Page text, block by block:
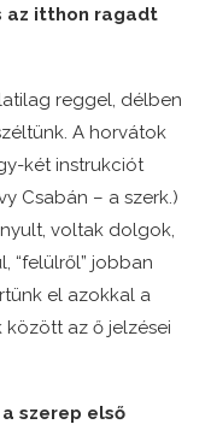
az itthon ragadt
reggel, délben
A horvátok
két instrukciót
Csabán – a szerk.)
voltak dolgok,
“felülről” jobban
el azokkal a
az ő jelzései
szerep első